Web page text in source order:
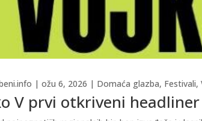
V prvi otkriveni headliner
|ožu 6, 2026 | Domaća glazba, Festivali,